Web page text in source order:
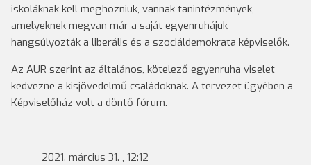
iskoláknak kell meghozniuk, vannak tanintézmények,
amelyeknek megvan már a saját egyenruhájuk –
hangsúlyozták a liberális és a szociáldemokrata képviselők.
Az AUR szerint az általános, kötelező egyenruha viselet
kedvezne a kisjövedelmű családoknak. A tervezet ügyében a
Képviselőház volt a döntő fórum.
2021. március 31. , 12:12